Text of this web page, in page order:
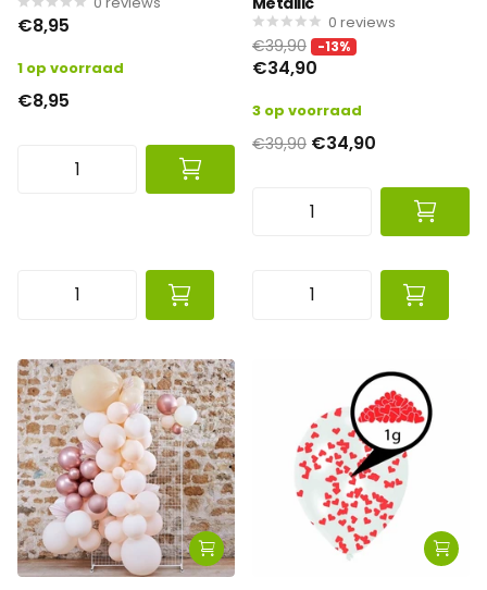
€8,95
1 op voorraad
€8,95
0 reviews
€39,90 -13%
€34,90
3 op voorraad
€39,90 €34,90